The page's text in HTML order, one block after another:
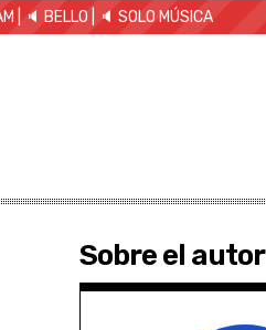
| 🔈 BELLO 🔈 SOLO MÚSICA
Sobre el autor